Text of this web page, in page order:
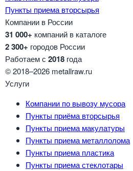
Пункты приема вторсырья
Компании в России
31 000+ компаний в каталоге
2 300+ городов России
Работаем с 2018 года
© 2018–2026 metallraw.ru
Услуги
Компании по вывозу мусора
Пункты приёма вторсырья
Пункты приема макулатуры
Пункты приема металлолома
Пункты приема пластика
Пункты приема стеклотары